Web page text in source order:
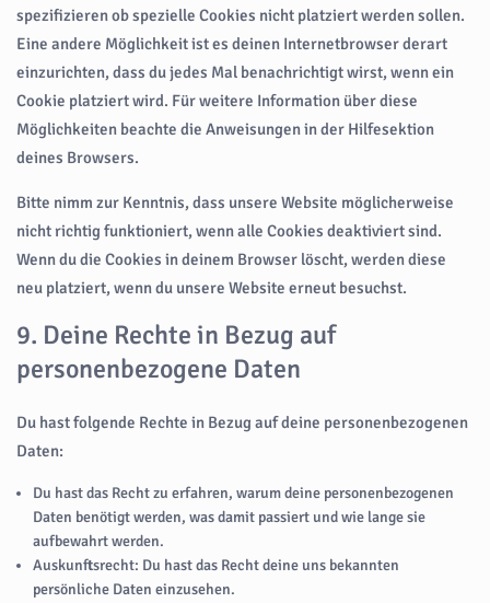
spezifizieren ob spezielle Cookies nicht platziert werden sollen.
Eine andere Möglichkeit ist es deinen Internetbrowser derart
einzurichten, dass du jedes Mal benachrichtigt wirst, wenn ein
Cookie platziert wird. Für weitere Information über diese
Möglichkeiten beachte die Anweisungen in der Hilfesektion
deines Browsers.
Bitte nimm zur Kenntnis, dass unsere Website möglicherweise
nicht richtig funktioniert, wenn alle Cookies deaktiviert sind.
Wenn du die Cookies in deinem Browser löscht, werden diese
neu platziert, wenn du unsere Website erneut besuchst.
9. Deine Rechte in Bezug auf
personenbezogene Daten
Du hast folgende Rechte in Bezug auf deine personenbezogenen
Daten:
Du hast das Recht zu erfahren, warum deine personenbezogenen
Daten benötigt werden, was damit passiert und wie lange sie
aufbewahrt werden.
Auskunftsrecht: Du hast das Recht deine uns bekannten
persönliche Daten einzusehen.